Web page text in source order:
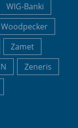
WIG-Banki
Woodpecker
Zamet
Zeneris